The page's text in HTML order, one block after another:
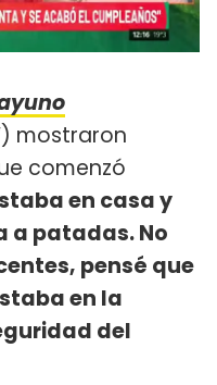
mostraron
comenzó
en casa y
a patadas. No
pensé que
en la
del